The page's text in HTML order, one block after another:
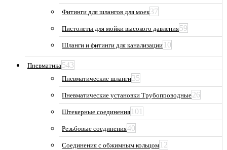
Фитинги для шлангов для моек37
Пистолеты для мойки высокого давления59
Шланги и фитинги для канализации 10
Пневматика543
Пневматические шланги35
Пневматические установки Трубопроводные26
Штекерные соединения 101
Резьбовые соединения40
Соединения с обжимным кольцом 12